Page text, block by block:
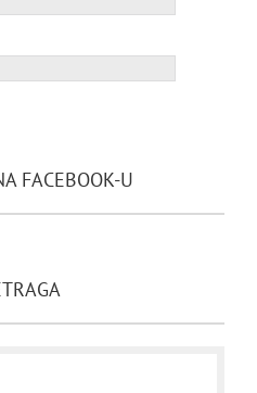
FACEBOOK-U